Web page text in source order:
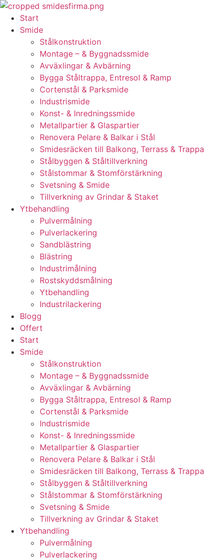
Skip
content
Start
Smide
Stålkonstruktion
Montage – & Byggnadssmide
Avväxlingar & Avbärning
Bygga Ståltrappa, Entresol & Ramp
Cortenstål & Parksmide
Industrismide
Konst- & Inredningssmide
Metallpartier & Glaspartier
Renovera Pelare & Balkar i Stål
Smidesräcken till Balkong, Terrass & Trappa
Stålbyggen & Ståltillverkning
Stålstommar & Stomförstärkning
Svetsning & Smide
Tillverkning av Grindar & Staket
Ytbehandling
Pulvermålning
Pulverlackering
Sandblästring
Blästring
Industrimålning
Rostskyddsmålning
Ytbehandling
Industrilackering
Blogg
Offert
Start
Smide
Stålkonstruktion
Montage – & Byggnadssmide
Avväxlingar & Avbärning
Bygga Ståltrappa, Entresol & Ramp
Cortenstål & Parksmide
Industrismide
Konst- & Inredningssmide
Metallpartier & Glaspartier
Renovera Pelare & Balkar i Stål
Smidesräcken till Balkong, Terrass & Trappa
Stålbyggen & Ståltillverkning
Stålstommar & Stomförstärkning
Svetsning & Smide
Tillverkning av Grindar & Staket
Ytbehandling
Pulvermålning
Pulverlackering